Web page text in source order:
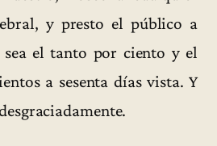
y presto el público a
el tanto por ciento y el
a sesenta días vista. Y